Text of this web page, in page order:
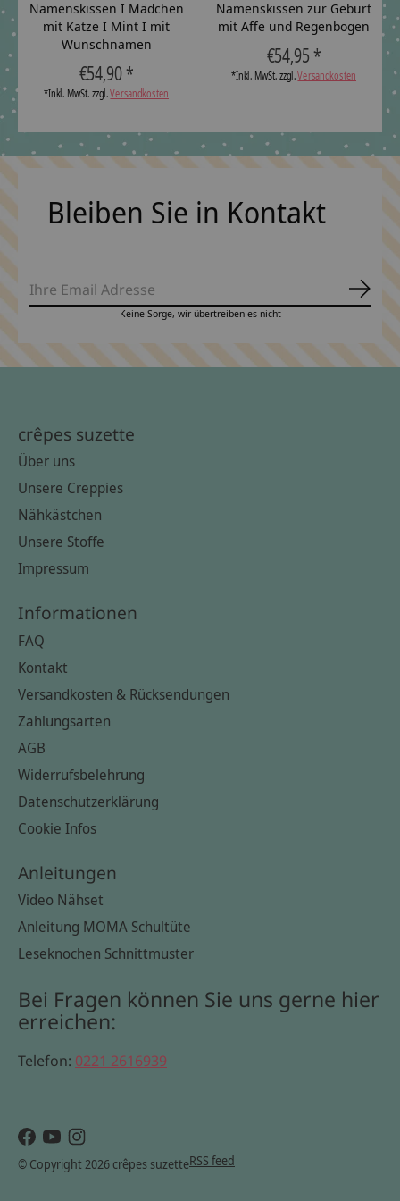
Namenskissen I Mädchen
mit Katze I Mint I mit
Wunschnamen
€54,90 *
*Inkl. MwSt. zzgl.Versandkosten
Namenskissen zur Geburt
mit Affe und Regenbogen
€54,95 *
*Inkl. MwSt. zzgl.Versandkosten
Bleiben Sie in Kontakt
Keine Sorge, wir übertreiben es nicht
crêpes suzette
Über uns
Unsere Creppies
Nähkästchen
Unsere Stoffe
Impressum
Informationen
FAQ
Kontakt
Versandkosten & Rücksendungen
Zahlungsarten
AGB
Widerrufsbelehrung
Datenschutzerklärung
Cookie Infos
Anleitungen
Video Nähset
Anleitung MOMA Schultüte
Leseknochen Schnittmuster
Bei Fragen können Sie uns gerne hier
erreichen:
Telefon: 0221 2616939
© Copyright 2026 crêpes suzetteRSS feed